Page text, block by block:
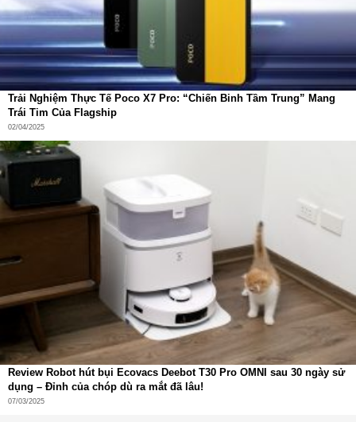
Trải Nghiệm Thực Tế Poco X7 Pro: “Chiến Binh Tầm Trung” Mang
Trái Tim Của Flagship
02/04/2025
Review Robot hút bụi Ecovacs Deebot T30 Pro OMNI sau 30 ngày sử
dụng – Đỉnh của chóp dù ra mắt đã lâu!
07/03/2025